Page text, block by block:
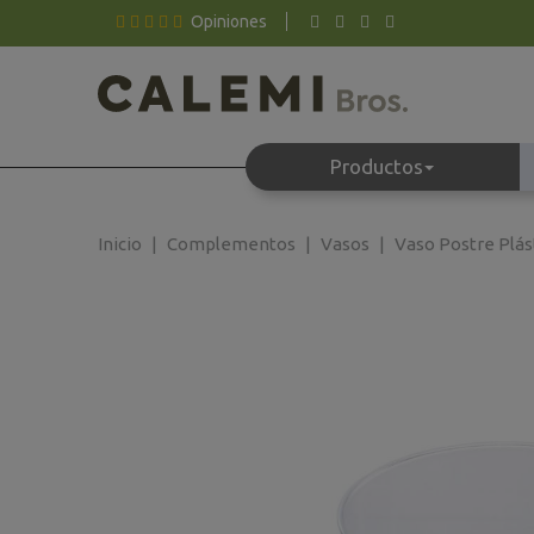
Opiniones
Productos
Inicio Complementos Vasos Vaso Postre